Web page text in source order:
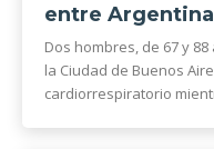
entre Argentina
Dos hombres, de 67 y
la Ciudad de Buenos
cardiorrespiratorio